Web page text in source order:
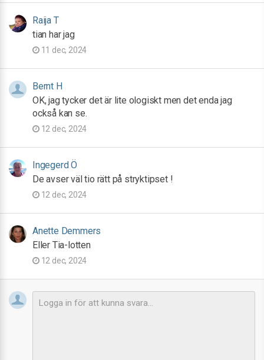
Raija T
tian har jag
11 dec, 2024
Bernt H
OK, jag tycker det är lite ologiskt men det enda jag
också kan se.
12 dec, 2024
Ingegerd Ö
De avser väl tio rätt på stryktipset !
12 dec, 2024
Anette Demmers
Eller Tia-lotten
12 dec, 2024